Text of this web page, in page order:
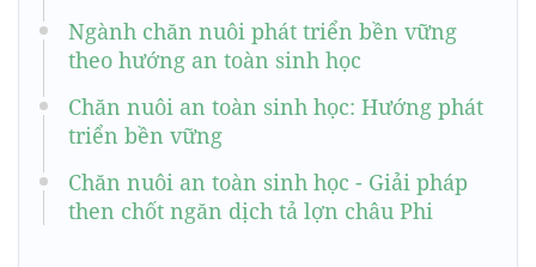
Ngành chăn nuôi phát triển bền vững
theo hướng an toàn sinh học
Chăn nuôi an toàn sinh học: Hướng phát
triển bền vững
Chăn nuôi an toàn sinh học - Giải pháp
then chốt ngăn dịch tả lợn châu Phi